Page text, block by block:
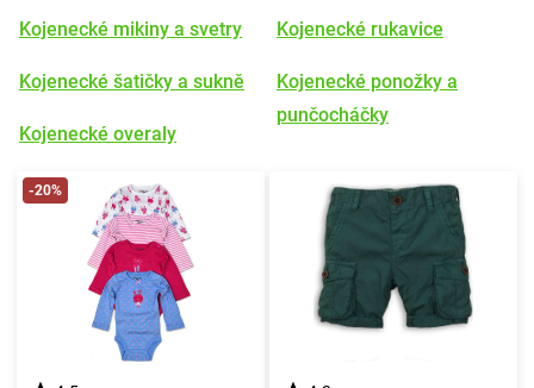
Kojenecké mikiny a svetry
Kojenecké šatičky a sukně
Kojenecké overaly
Kojenecké rukavice
Kojenecké ponožky a
punčocháčky
-20%